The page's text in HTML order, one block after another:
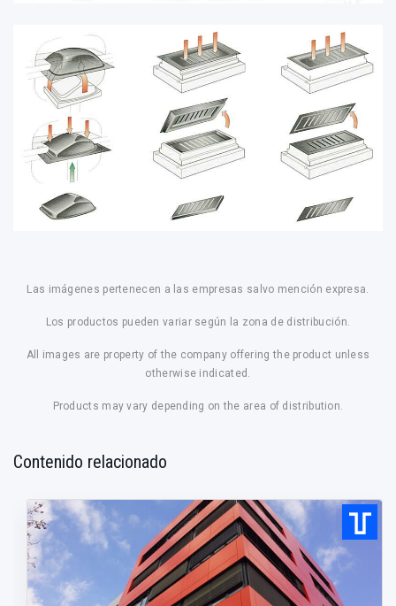
Las imágenes pertenecen a las empresas salvo mención expresa.
Los productos pueden variar según la zona de distribución.
All images are property of the company offering the product unless
otherwise indicated.
Products may vary depending on the area of distribution.
Contenido relacionado